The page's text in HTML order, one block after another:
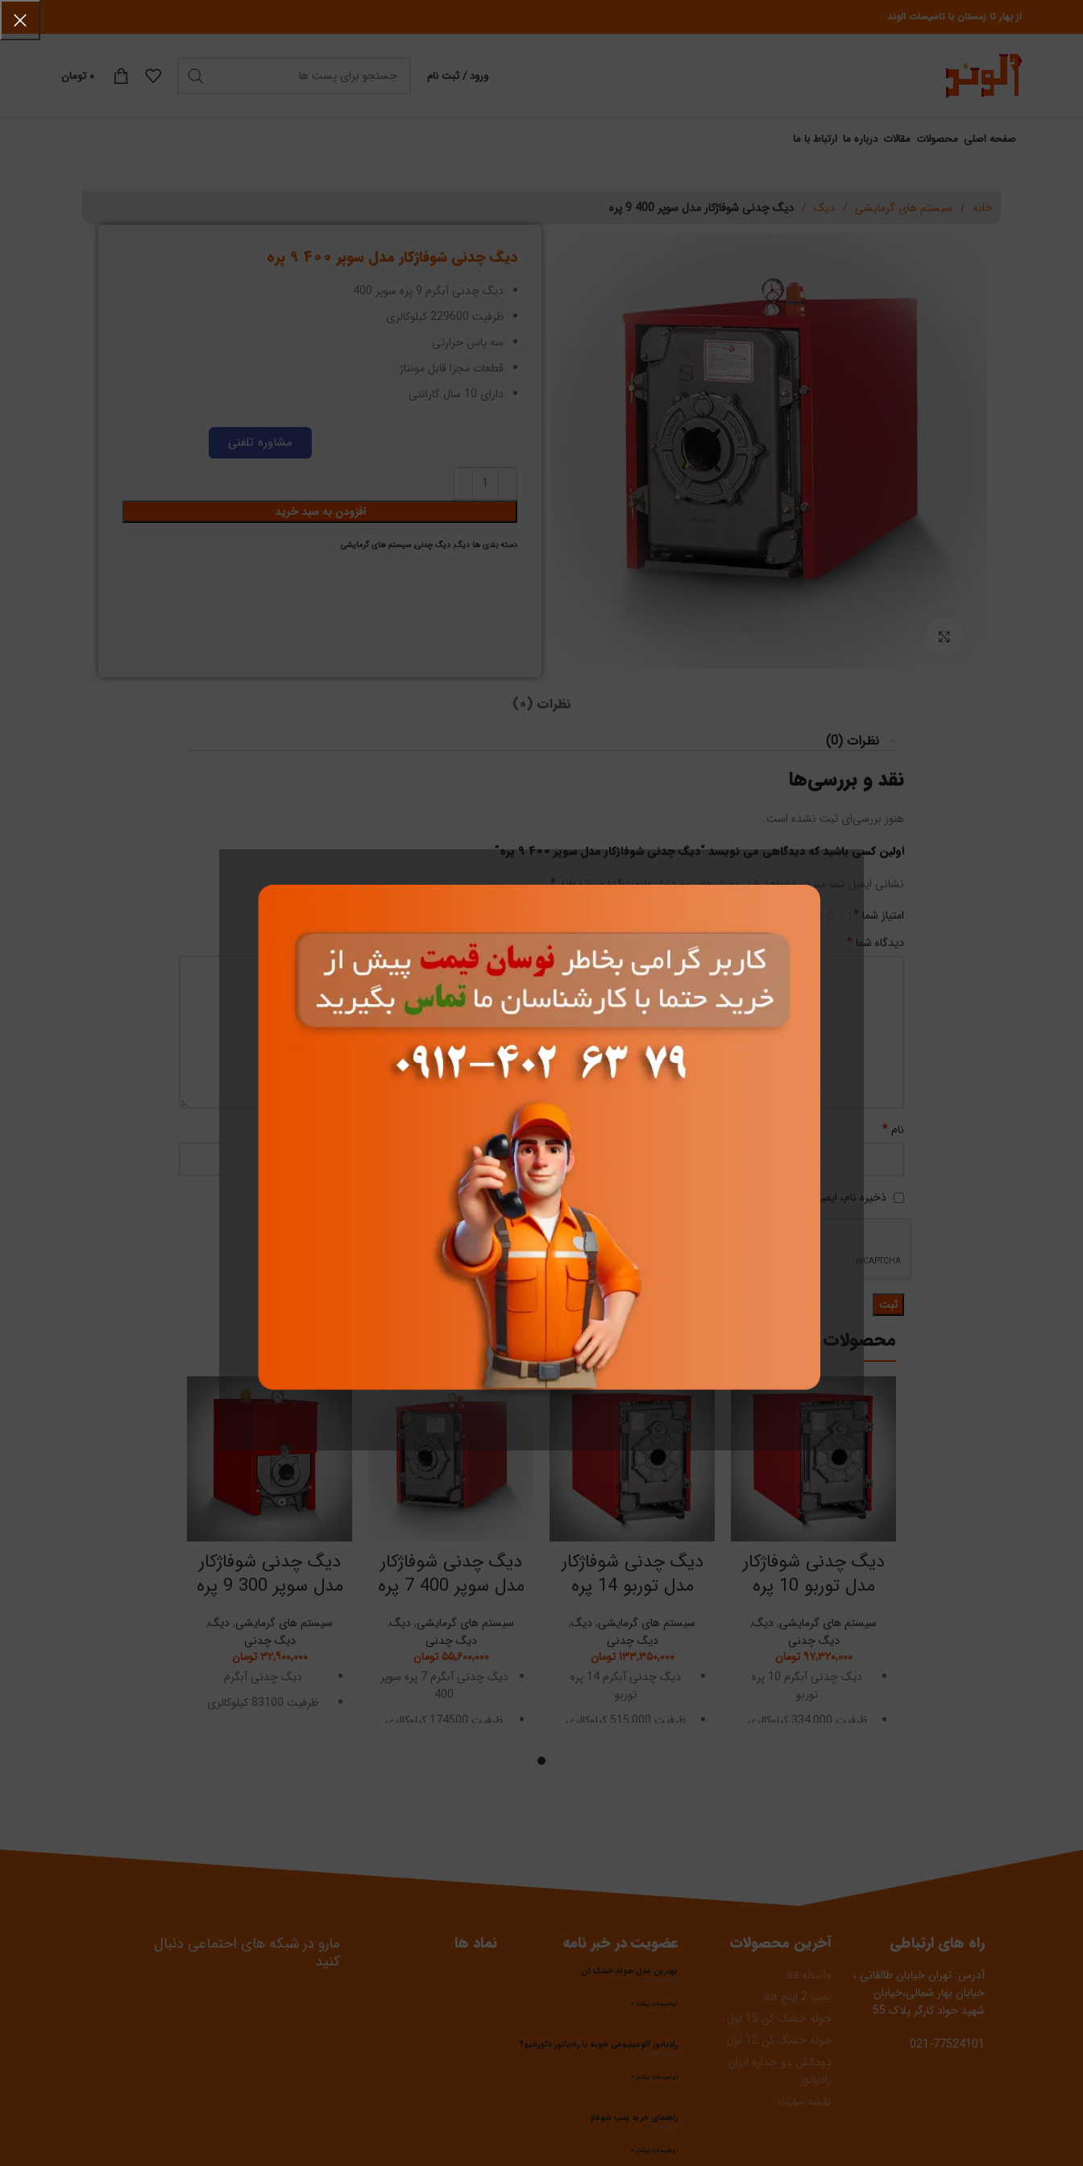
از بهار تا زمستان با تاسیسات الوند
ورود / ثبت نام ۰ تومان
صفحه اصلی محصولات مقالات درباره ما ارتباط با ما
خانه سیستم های گرمایشی دیگ دیگ چدنی شوفاژکار مدل سوپر 400 9 پره
دیگ چدنی شوفاژکار مدل سوپر 400 9 پره
دیگ چدنی آبگرم 9 پره سوپر 400
ظرفیت 229600 کیلوکالری
سه پاس حرارتی
قطعات مجزا قابل مونتاژ
دارای 10 سال گارانتی
مشاوره تلفنی
افزودن به سبد خرید
دسته بندی ها دیگ, دیگ چدنی, سیستم های گرمایشی
نظرات (0)
نظرات (0)
نقد و بررسی‌ها
هنوز بررسی‌ای ثبت نشده است.
اولین کسی باشید که دیدگاهی می نویسد “دیگ چدنی شوفاژکار مدل سوپر 400 9 پره”
نشانی ایمیل شما منتشر نخواهد شد.بخش‌های موردنیاز علامت‌گذاری شده‌اند*
امتیاز شما *
دیدگاه شما *
نام * ایمیل*
ذخیره نام، ایمیل و وبسایت من در مرورگر برای زمانی که دوباره دیدگاهی می‌نویسم.
محصولات مرتبط
دیگ چدنی شوفاژکار
مدل توربو 10 پره
سیستم های گرمایشی, دیگ,
دیگ چدنی
۹۷,۳۲۰,۰۰۰ تومان
دیگ چدنی آبگرم 10 پره
توربو
ظرفیت 334,000 کیلوکالری
افزودن به سبد خرید
دیگ چدنی شوفاژکار
مدل توربو 14 پره
سیستم های گرمایشی, دیگ,
دیگ چدنی
۱۳۳,۳۵۰,۰۰۰ تومان
دیگ چدنی آبگرم 14 پره
توربو
ظرفیت 515,000 کیلوکالری
افزودن به سبد خرید
دیگ چدنی شوفاژکار
مدل سوپر 400 7 پره
سیستم های گرمایشی, دیگ,
دیگ چدنی
۵۵,۶۰۰,۰۰۰ تومان
دیگ چدنی آبگرم 7 پره سوپر
400
ظرفیت 174500 کیلوکالری
افزودن به سبد خرید
دیگ چدنی شوفاژکار
مدل سوپر 300 9 پره
سیستم های گرمایشی, دیگ,
دیگ چدنی
۳۲,۹۰۰,۰۰۰ تومان
دیگ چدنی آبگرم
ظرفیت 83100 کیلوکالری
راه های ارتباطی
آدرس: تهران خیابان طالقانی ،
خیابان بهار شمالی،خیابان
شهید حواد کارگر پلاک 55
021-77524101
آخرین محصولات
واسطه aa
پمپ 2 اینچ aa
حوله خشک کن 15 لول
حوله خشک کن 12 لول
دودکش دو جداره ایران
رادیاتور
نقشه سایت
عضویت در خبر نامه
بهترین مدل حوله خشک کن
فروردین 7, 1403
توضیحات بیشتر »
رادیاتور آلومینیومی خوبه یا رادیاتور دکوراتیو؟
فروردین 7, 1403
توضیحات بیشتر »
راهنمای خرید پمپ شوفاژ
آذر 28, 1402
توضیحات بیشتر »
نماد ها مارو در شبکه های احتماعی دنبال
کنید